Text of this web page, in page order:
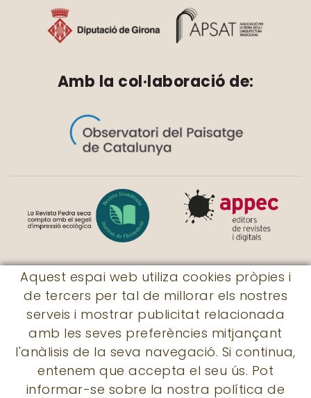
Amb la col·laboració de:
© Revista Pedra seca
| Rossaleta, 7 | 17730 - Llers |
subscripcions@revistapedraseca.cat |
605 931 056
Aquest espai web utiliza cookies pròpies i
de tercers per tal de millorar els nostres
serveis i mostrar publicitat relacionada
amb les seves preferències mitjançant
l'anàlisis de la seva navegació. Si continua,
entenem que accepta el seu ús. Pot
informar-se sobre la nostra política de